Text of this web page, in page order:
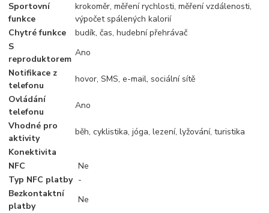
Sportovní
funkce
krokoměr, měření rychlosti, měření vzdálenosti,
výpočet spálených kalorií
Chytré funkce
budík, čas, hudební přehrávač
S
reproduktorem
Ano
Notifikace z
telefonu
hovor, SMS, e-mail, sociální sítě
Ovládání
telefonu
Ano
Vhodné pro
aktivity
běh, cyklistika, jóga, lezení, lyžování, turistika
Konektivita
NFC
Ne
Typ NFC platby -
Bezkontaktní
platby
Ne